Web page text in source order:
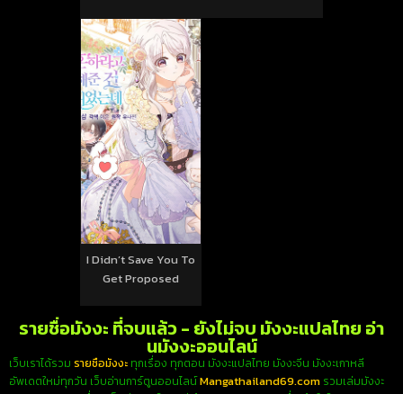
I Didn’t Save You To
Get Proposed
รายชื่อมังงะ ที่จบแล้ว - ยังไม่จบ มังงะแปลไทย อ่า
นมังงะออนไลน์
เว็บเราได้รวม รายชือมังงะ ทุกเรื่อง ทุกตอน มังงะแปลไทย มังงะจีน มังงะเกาหลี
อัพเดตใหม่ทุกวัน เว็บอ่านการ์ตูนออนไลน์Mangathailand69.com รวมเล่มมังงะ